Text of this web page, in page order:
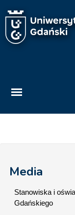
Media
Stanowiska i
Gdańskiego